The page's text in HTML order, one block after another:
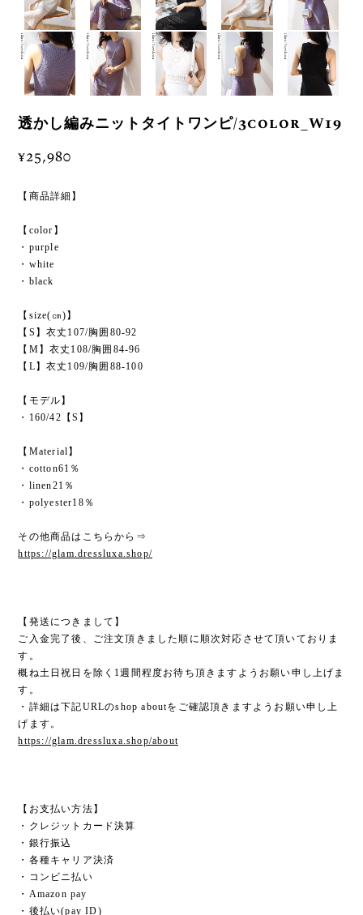
透かし編みニットタイトワンピ/3color_W19
¥25,980
【商品詳細】
【color】
・purple
・white
・black
【size(㎝)】
【S】衣丈107/胸囲80-92
【M】衣丈108/胸囲84-96
【L】衣丈109/胸囲88-100
【モデル】
・160/42【S】
【Material】
・cotton61％
・linen21％
・polyester18％
その他商品はこちらから⇒
https://glam.dressluxa.shop/
【発送につきまして】
ご入金完了後、ご注文頂きました順に順次対応させて頂いておりま
す。
概ね土日祝日を除く1週間程度お待ち頂きますようお願い申し上げま
す。
・詳細は下記URLのshop aboutをご確認頂きますようお願い申し上
げます。
https://glam.dressluxa.shop/about
【お支払い方法】
・クレジットカード決算
・銀行振込
・各種キャリア決済
・コンビニ払い
・Amazon pay
・後払い(pay ID)